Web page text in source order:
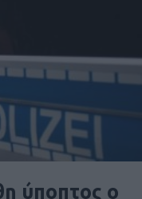
ύποπτος ο